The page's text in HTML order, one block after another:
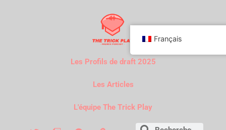
Les Profils de draft 2025
Les Articles
L'équipe The Trick Play
Français